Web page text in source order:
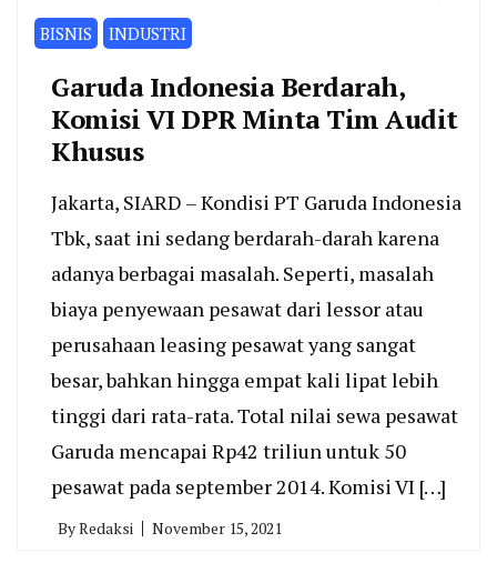
BISNIS INDUSTRI
Garuda Indonesia Berdarah,
Komisi VI DPR Minta Tim Audit
Khusus
Jakarta, SIARD – Kondisi PT Garuda Indonesia
Tbk, saat ini sedang berdarah-darah karena
adanya berbagai masalah. Seperti, masalah
biaya penyewaan pesawat dari lessor atau
perusahaan leasing pesawat yang sangat
besar, bahkan hingga empat kali lipat lebih
tinggi dari rata-rata. Total nilai sewa pesawat
Garuda mencapai Rp42 triliun untuk 50
pesawat pada september 2014. Komisi VI […]
ByRedaksi November 15, 2021